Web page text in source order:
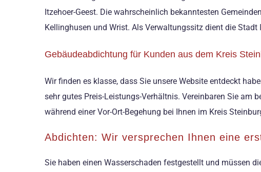
Itzehoer-Geest. Die wahrscheinlich bekanntesten
Kellinghusen und Wrist. Als Verwaltungssitz dient die Stadt
Gebäudeabdichtung für Kunden aus dem Kreis
Wir finden es klasse, dass Sie unsere Website entdeckt
sehr gutes Preis-Leistungs-Verhältnis. Vereinbaren Sie am
während einer Vor-Ort-Begehung bei Ihnen im Kreis
Abdichten: Wir versprechen Ihnen eine
Sie haben einen Wasserschaden festgestellt und müssen